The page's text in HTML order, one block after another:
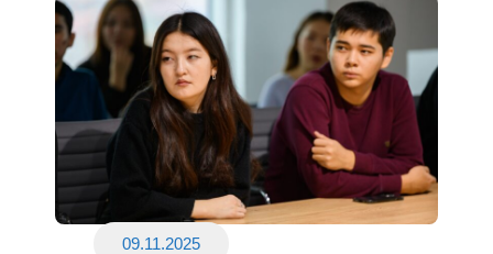
09.11.2025